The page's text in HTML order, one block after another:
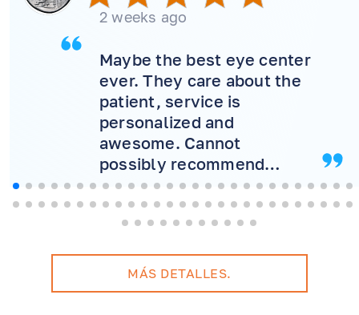
MÁS DETALLES.
2 weeks ago
Maybe the best eye center
ever. They care about the
patient, service is
personalized and
awesome. Cannot
possibly recommend
more! Will never consider
another doctor.